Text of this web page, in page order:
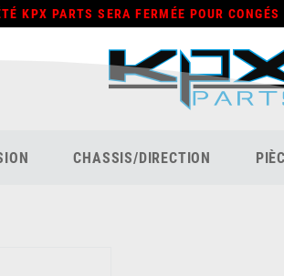
KPX PARTS SERA FERMÉE POUR
CHASSIS/DIRECTION